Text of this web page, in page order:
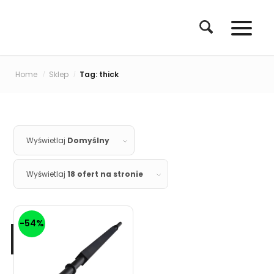
Home / Sklep / Tag: thick
Wyświetlaj Domyślny
Wyświetlaj18 ofert na stronie
-54%